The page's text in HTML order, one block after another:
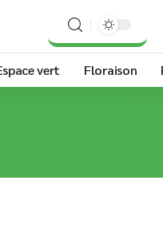
vert Floraison